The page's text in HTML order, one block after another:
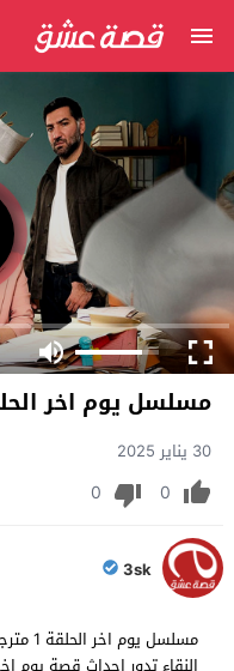
مسلسل يوم اخر
30 يناير 2025
0
0
3sk